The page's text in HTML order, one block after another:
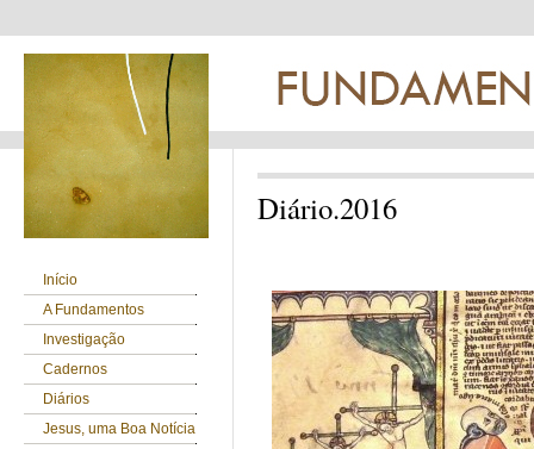
Início
A Fundamentos
Investigação
Cadernos
Diários
Jesus, uma Boa Notícia
Diário.2016